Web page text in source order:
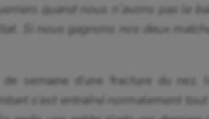
et Paralympiques
quand nous n’avons pas le
Si nous gagnons nos deux
semaine d’une fracture du nez,
s’est entraîné normalement